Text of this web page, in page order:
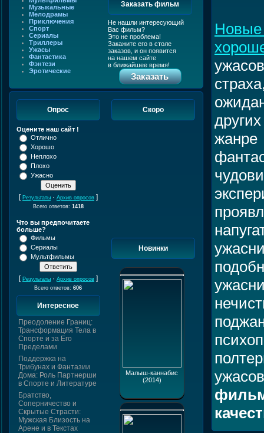
Музыкальные
Мелодрамы
Приключения
Спорт
Сериалы
Триллеры
Ужасы
Фантастика
Фэнтези
Эротические
Заказать фильм
Не нашли интересующий
Вас фильм?
Это не проблема!
Закажите его в столе
заказов, и он появится
на нашем сайте
в ближайшее время!
Заказать
Опрос
Оцените наш сайт !
Отлично
Хорошо
Неплохо
Плохо
Ужасно
[ Результаты · Архив опросов ]
Всего ответов: 1418
Что вы предпочитаете
больше?
Фильмы
Сериалы
Мультфильмы
[ Результаты · Архив опросов ]
Всего ответов:606
Интересное
Преодоление Границ:
Трансформация Тела в
Спорте и за Его
Пределами
Поддержка на
Трибунах и Фантазии
Дома: Роль Партнерши
в Спорте и Литературе
Братство,
Соперничество и
Скрытые Страсти:
Мужская Близость на
Арене и в Текстах
Скоро
Новинки
Малыш-каннабис
(2014)